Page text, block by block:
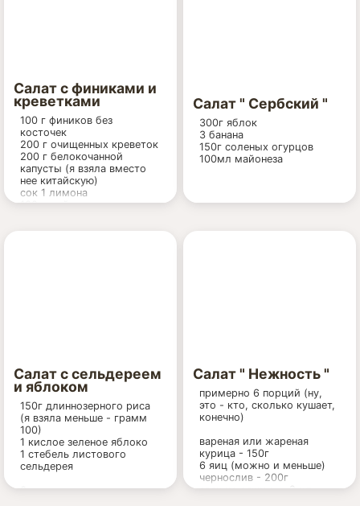
можно и не добавлять)
5. Для праздничного
варианта добвьте в этот
список креветки.
Заправка:
Лимон
Оливковое масло
Горчица
Салат с финиками и
креветками
100 г фиников без
косточек
200 г очищенных креветок
200 г белокочанной
капусты (я взяла вместо
нее китайскую)
сок 1 лимона
100 г майонеза
Салат " Сербский "
300г яблок
3 банана
150г соленых огурцов
100мл майонеза
Салат с сельдереем
и яблоком
150г длиннозерного риса
(я взяла меньше - грамм
100)
1 кислое зеленое яблоко
1 стебель листового
сельдерея
Заправка:
Салат " Нежность "
примерно 6 порций (ну,
это - кто, сколько кушает,
конечно)
вареная или жареная
курица - 150г
6 яиц (можно и меньше)
чернослив - 200г
свежие огурцы - 2 шт